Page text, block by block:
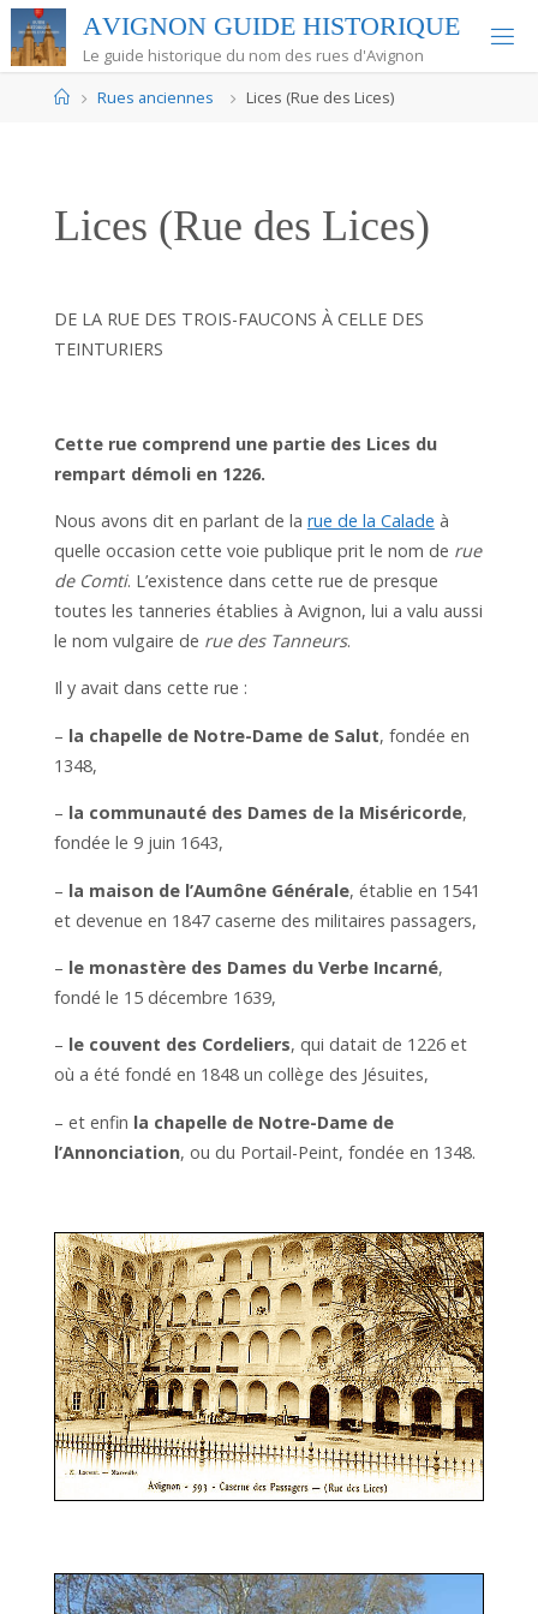
Skip
to
content
AVIGNON GUIDE HISTORIQUE
Le guide historique du nom des rues d'Avignon
HomeRues anciennes Lices (Rue des Lices)
Lices (Rue des Lices)
DE LA RUE DES TROIS-FAUCONS À CELLE DES
TEINTURIERS
Cette rue comprend une partie des Lices du
rempart démoli en 1226.
Nous avons dit en parlant de la rue de la Calade à
quelle occasion cette voie publique prit le nom de rue
de Comti. L’existence dans cette rue de presque
toutes les tanneries établies à Avignon, lui a valu aussi
le nom vulgaire de rue des Tanneurs.
Il y avait dans cette rue :
– la chapelle de Notre-Dame de Salut, fondée en
1348,
– la communauté des Dames de la Miséricorde,
fondée le 9 juin 1643,
– la maison de l’Aumône Générale, établie en 1541
et devenue en 1847 caserne des militaires passagers,
– le monastère des Dames du Verbe Incarné,
fondé le 15 décembre 1639,
– le couvent des Cordeliers, qui datait de 1226 et
où a été fondé en 1848 un collège des Jésuites,
– et enfin la chapelle de Notre-Dame de
l’Annonciation, ou du Portail-Peint, fondée en 1348.